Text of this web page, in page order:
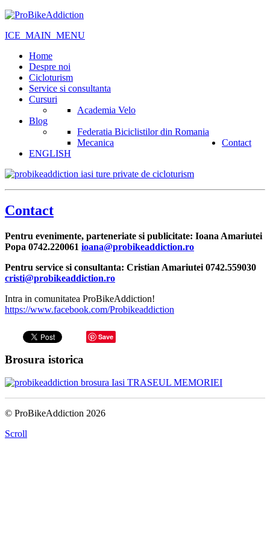
ICE_MAIN_MENU
Home
Despre noi
Cicloturism
Service si consultanta
Cursuri
Academia Velo
Blog
Federatia Biciclistilor din Romania
Mecanica
Contact
ENGLISH
Contact
Pentru evenimente, parteneriate si publicitate: Ioana Amariutei
Popa 0742.220061 ioana@probikeaddiction.ro
Pentru service si consultanta: Cristian Amariutei 0742.559030
cristi@probikeaddiction.ro
Intra in comunitatea ProBikeAddiction!
https://www.facebook.com/Probikeaddiction
Save
Brosura istorica
© ProBikeAddiction 2026
Scroll